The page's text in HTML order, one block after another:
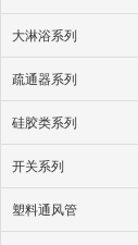
大淋浴系列
疏通器系列
硅胶类系列
开关系列
塑料通风管